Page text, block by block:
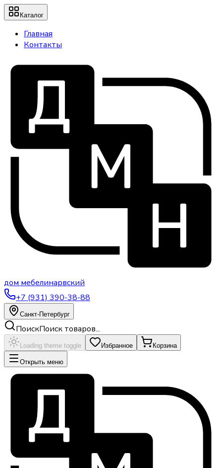
Каталог
Главная
Контакты
дом мебелинарвский
+7 (931) 390-38-88
Санкт-Петербург
ПоискПоиск товаров...
Loading theme toggle Избранное Корзина
Открыть меню